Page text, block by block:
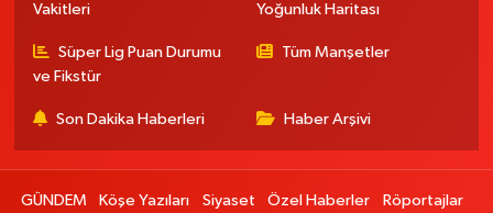
Vakitleri
Yoğunluk Haritası
Süper Lig Puan Durumu
ve Fikstür
Tüm Manşetler
Son Dakika Haberleri Haber Arşivi
GÜNDEM Köşe Yazıları Siyaset Özel Haberler
Röportajlar